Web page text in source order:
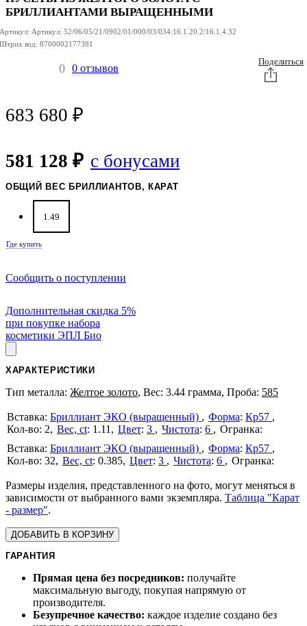
БРИЛЛИАНТАМИ ВЫРАЩЕННЫМИ
Артикул: Артикул: 52/06/05/21/0902/01/000/03/034:16.1.20.2/16.1.4.32
Штрих код: 8700002177381
0 0 отзывов
Поделиться
683 680 ₽
581 128 ₽ с бонусами
ОБЩИЙ ВЕС БРИЛЛИАНТОВ, КАРАТ
1.49
Где купить
Сообщить о поступлении
Дополнительная скидка 5%
при покупке набора
косметики ЭПЛ Био
ХАРАКТЕРИСТИКИ
Тип металла: Желтое золото, Вес: 3.44 грамма, Проба: 585
Бриллиант ЭКО (выращенный) Форма: Кр57
2
Вес, ct: 1.11 Цвет: 3 Чистота: 6
Бриллиант ЭКО (выращенный)
Форма: Кр57
32
Вес, ct: 0.385 Цвет: 3 Чистота: 6
Размеры изделия, представленного на фото, могут меняться в
зависимости от выбранного вами экземпляра. Таблица "Карат
- размер".
ДОБАВИТЬ В КОРЗИНУ
ГАРАНТИЯ
Прямая цена без посредников: получайте
максимальную выгоду, покупая напрямую от
производителя.
Безупречное качество: каждое изделие создано без